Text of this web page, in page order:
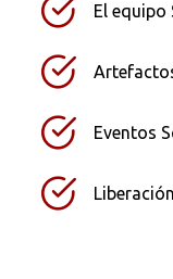
El equipo
Eventos